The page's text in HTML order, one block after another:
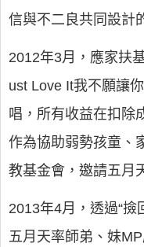
信與不二良共同設計
2012年3月，應家扶
ust Love It我不願讓
唱，所有收益在扣除
作為協助弱勢孩童、
教基金會，邀請五月
2013年4月，透過“撿
五月天率師弟、妹